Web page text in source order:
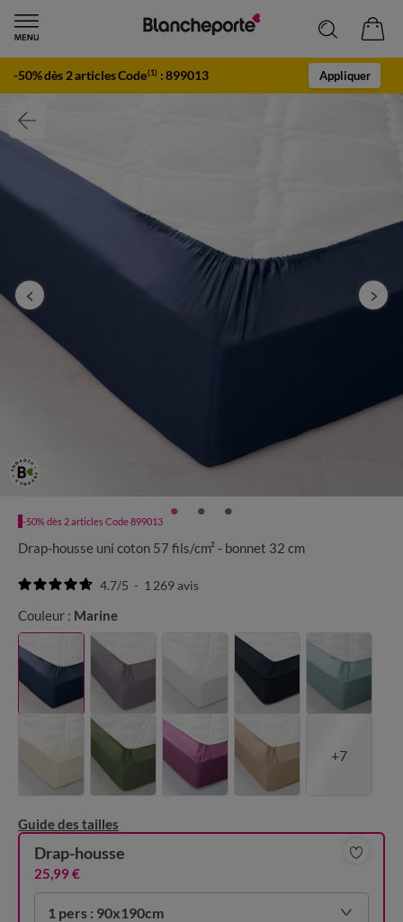
-50% dès 2 articles Code(1) :899013 Appliquer
-50% dès 2 articles Code 899013
Drap-housse uni coton 57 fils/cm² - bonnet 32 cm
4.7/5 - 1 269avis
Couleur : Marine
+7
Guide des tailles
1 pers : 90x190cm
Drap-housse
25,99 €